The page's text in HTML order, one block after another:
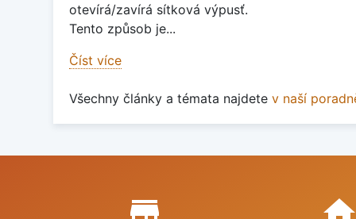
otevírá/zavírá sítková výpusť.
Tento způsob je...
Číst více
Všechny články a témata najdete v naší
Proč nakupovat u nás?